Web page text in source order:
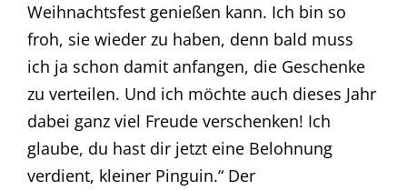
Weihnachtsfest genießen kann. Ich bin so
froh, sie wieder zu haben, denn bald muss
ich ja schon damit anfangen, die Geschenke
zu verteilen. Und ich möchte auch dieses Jahr
dabei ganz viel Freude verschenken! Ich
glaube, du hast dir jetzt eine Belohnung
verdient, kleiner Pinguin.“ Der